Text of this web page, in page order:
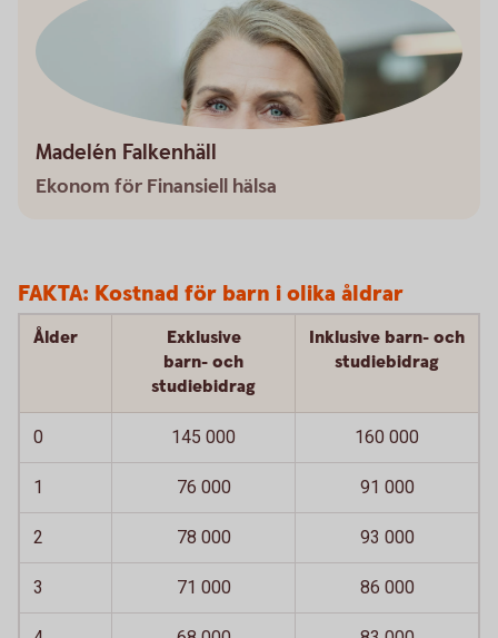
Madelén Falkenhäll
Ekonom för Finansiell hälsa
FAKTA: Kostnad för barn i olika åldrar
Ålder
Exklusive
barn- och
studiebidrag
Inklusive barn- och
studiebidrag
0 145 000 160 000
1 76 000 91 000
2 78 000 93 000
3 71 000 86 000